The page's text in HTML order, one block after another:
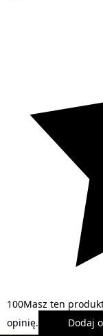
100Masz ten
opinię.
Dodaj